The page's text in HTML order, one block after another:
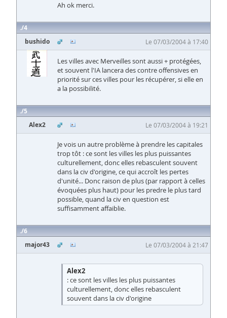
Ah ok merci.
4
bushido
Le 07/03/2004 à 17:40
Les villes avec Merveilles sont aussi + protégées,
et souvent l'IA lancera des contre offensives en
priorité sur ces villes pour les récupérer, si elle en
a la possibilité.
5
Alex2
Le 07/03/2004 à 19:21
Je vois un autre problème à prendre les capitales
trop tôt : ce sont les villes les plus puissantes
culturellement, donc elles rebasculent souvent
dans la civ d'origine, ce qui accroît les pertes
d'unité... Donc raison de plus (par rapport à celles
évoquées plus haut) pour les predre le plus tard
possible, quand la civ en question est
suffisamment affaiblie.
6
major43
Le 07/03/2004 à 21:47
Alex2
: ce sont les villes les plus puissantes
culturellement, donc elles rebasculent
souvent dans la civ d'origine